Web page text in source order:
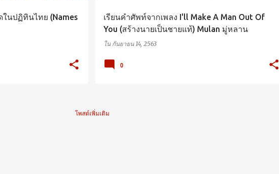
นปฏิทินไทย (Names
เรียนคำศัพท์จากเพลง I'll Make A Man Out Of
You (สร้างนายเป็นชายแท้) Mulan มู่หลาน
ใน กันยายน 14, 2563
0
โพสต์เพิ่มเติม